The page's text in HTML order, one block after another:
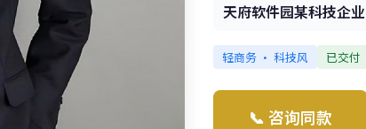
天府软件园某科技企业
轻商务 · 科技风 已交付
📞 咨询同款